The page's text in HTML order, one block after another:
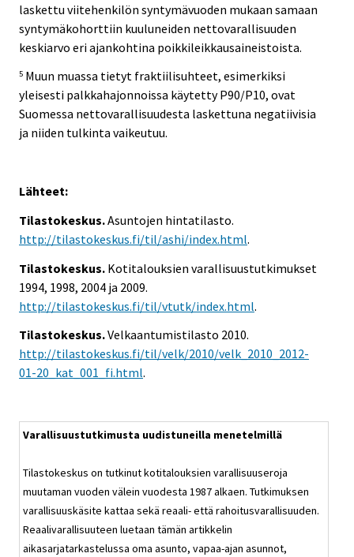
laskettu viitehenkilön syntymävuoden mukaan samaan
syntymäkohorttiin kuuluneiden nettovarallisuuden
keskiarvo eri ajankohtina poikkileikkausaineistoista.
5 Muun muassa tietyt fraktiilisuhteet, esimerkiksi
yleisesti palkkahajonnoissa käytetty P90/P10, ovat
Suomessa nettovarallisuudesta laskettuna negatiivisia
ja niiden tulkinta vaikeutuu.
Lähteet:
Tilastokeskus.Asuntojen hintatilasto.
http://tilastokeskus.fi/til/ashi/index.html.
Tilastokeskus. Kotitalouksien varallisuustutkimukset
1994, 1998, 2004 ja 2009.
http://tilastokeskus.fi/til/vtutk/index.html.
Tilastokeskus.Velkaantumistilasto 2010.
http://tilastokeskus.fi/til/velk/2010/velk_2010_2012-
01-20_kat_001_fi.html.
Varallisuustutkimusta uudistuneilla menetelmillä
Tilastokeskus on tutkinut kotitalouksien varallisuuseroja
muutaman vuoden välein vuodesta 1987 alkaen. Tutkimuksen
varallisuuskäsite kattaa sekä reaali- että rahoitusvarallisuuden.
Reaalivarallisuuteen luetaan tämän artikkelin
aikasarjatarkastelussa oma asunto, vapaa-ajan asunnot,